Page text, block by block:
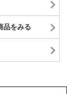
品をみる